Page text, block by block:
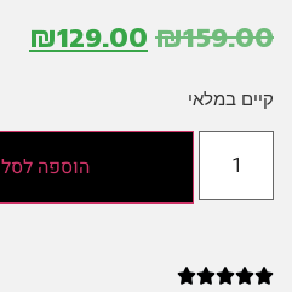
₪159.00
₪129.00
קיים במלאי
הוספה לסל




